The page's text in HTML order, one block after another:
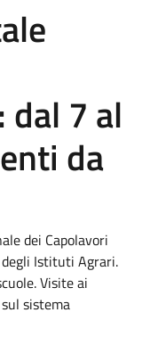
7 al
da
dei Capolavori
degli Istituti Agrari.
Visite ai
sistema